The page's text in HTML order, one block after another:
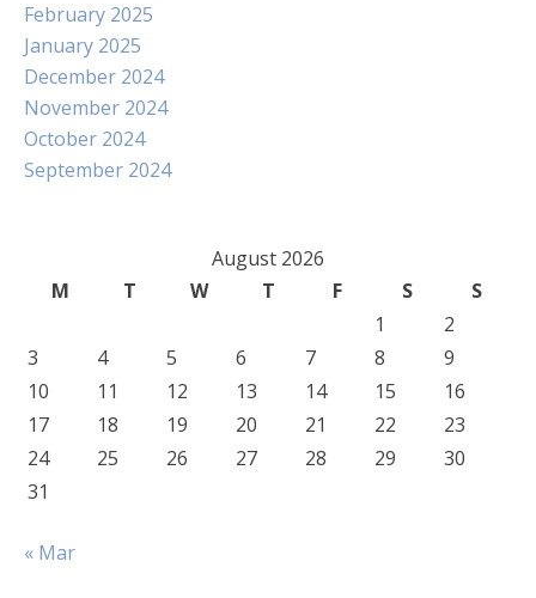
February 2025
January 2025
December 2024
November 2024
October 2024
September 2024
August 2026
M
T W T F S
S
1
2
3
4 5 6 7 8
9
10
11 12 13 14 15
16
17
18 19 20 21 22
23
24
25 26 27 28 29
30
31
« Mar